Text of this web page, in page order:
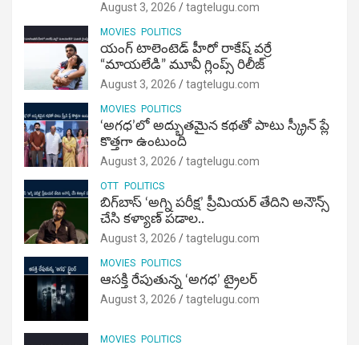
August 3, 2026 tagtelugu.com
MOVIES POLITICS
యంగ్ టాలెంటెడ్ హీరో రాకేష్ వర్రే
“మాయలేడి” మూవీ గ్లింప్స్ రిలీజ్
August 3, 2026 tagtelugu.com
MOVIES POLITICS
‘అగధ’లో అద్భుతమైన కథతో పాటు స్క్రీన్ ప్లే
కొత్తగా ఉంటుంది
August 3, 2026 tagtelugu.com
OTT POLITICS
బిగ్‌బాస్ ‘అగ్ని ప‌రీక్ష‌’ ప్రీమియర్ తేదిని అనౌన్స్
చేసి కళ్యాణ్ పడాల..
August 3, 2026 tagtelugu.com
MOVIES POLITICS
ఆసక్తి రేపుతున్న ‘అగధ’ ట్రైలర్
August 3, 2026 tagtelugu.com
MOVIES POLITICS